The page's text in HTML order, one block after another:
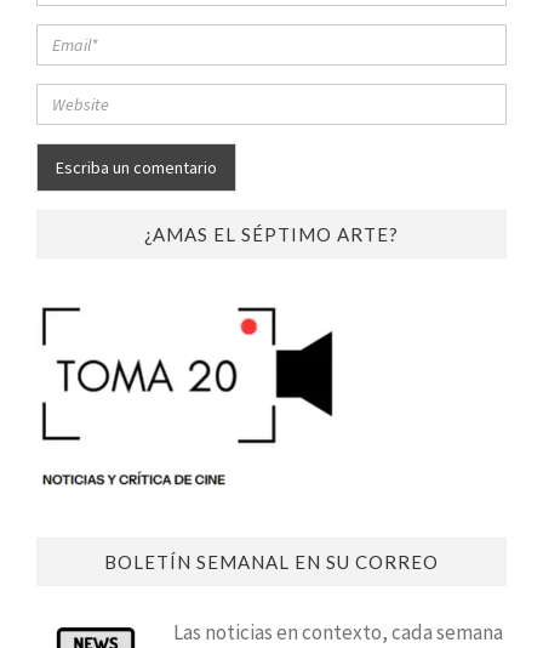
¿AMAS EL SÉPTIMO ARTE?
BOLETÍN SEMANAL EN SU CORREO
Las noticias en contexto, cada semana